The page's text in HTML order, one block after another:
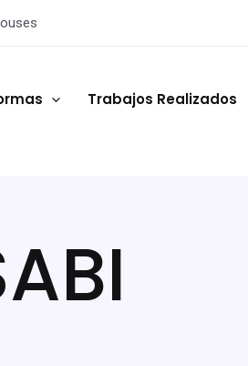
Trabajos Realizados